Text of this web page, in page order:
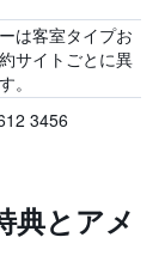
は客室タイプお
サイトごとに異
。
3456
典とアメ